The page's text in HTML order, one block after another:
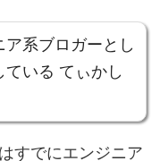
ア系ブロガーとし
いる てぃかし
すでにエンジニア